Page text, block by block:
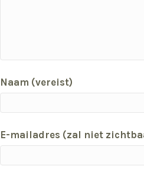
Naam (vereist)
E-mailadres (zal niet